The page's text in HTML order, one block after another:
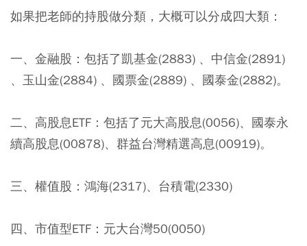
如果把老師的持股做分類，大概可以分成四大類：
一、金融股：包括了凱基金(2883) 、中信金(2891)
、玉山金(2884) 、國票金(2889) 、國泰金(2882)。
二、高股息ETF：包括了元大高股息(0056)、國泰永
續高股息(00878)、群益台灣精選高息(00919)。
三、權值股：鴻海(2317)、台積電(2330)
四、市值型ETF：元大台灣50(0050)